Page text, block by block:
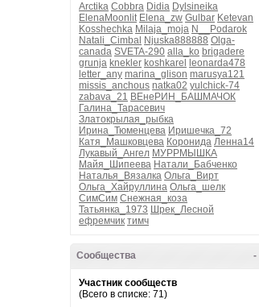
Arctika Cobbra Didia Dylsineika
ElenaMoonlit Elena_zw Gulbar Ketevan
Kosshechka Milaja_moja N__Podarok
Natali_Cimbal Njuska888888 Olga-
canada SVETA-290 alla_ko brigadere
grunja knekler koshkarel
leonarda478
letter_any marina_glison marusya121
missis_anchous natka02 yulchick-74
zabava_21 ВЕнеРИН_БАШМАЧОК
Галина_Тарасевич
Златокрылая_рыбка
Ирина_Тюменцева Иришечка_72
Катя_Машковцева Коронида Ленна14
Лукавый_Ангел МУРРМЫШКА
Майя_Шипеева Натали_Бабченко
Наталья_Вязалка Ольга_Вирт
Ольга_Хайруллина Ольга_шелк
СимСим Снежная_коза
Татьянка_1973 Шрек_Лесной
ефремчик тимч
-
Сообщества
Участник сообществ
(Всего в списке: 71)